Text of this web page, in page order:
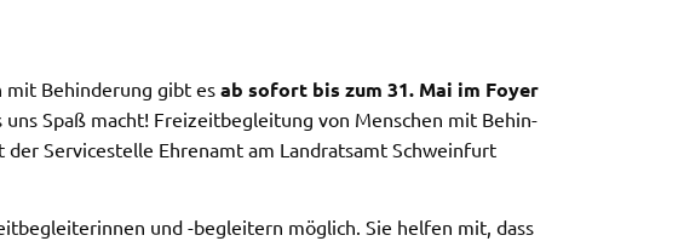
mit Behin­de­rung gibt es ab sofort bis zum 31. Mai im Foyer
Spaß macht! Frei­zeit­be­glei­tung von Menschen mit Behin­
Service­stel­le Ehren­amt am Land­rats­amt Schwein­furt
und -beglei­tern möglich. Sie helfen mit, dass